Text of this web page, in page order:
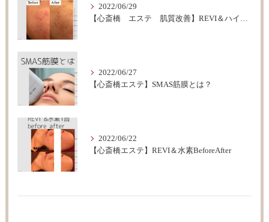
2022/06/29
【心斎橋 エステ 肌質改善】REVI＆ハイドロフェイシャルBeforeAfter
2022/06/27
【心斎橋エステ】SMAS筋膜とは？
2022/06/22
【心斎橋エステ】REVI＆水素BeforeAfter